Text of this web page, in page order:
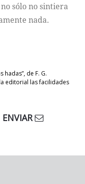
sólo no sintiera
nada.
hadas”, de F. G.
editorial las facilidades
ENVIAR